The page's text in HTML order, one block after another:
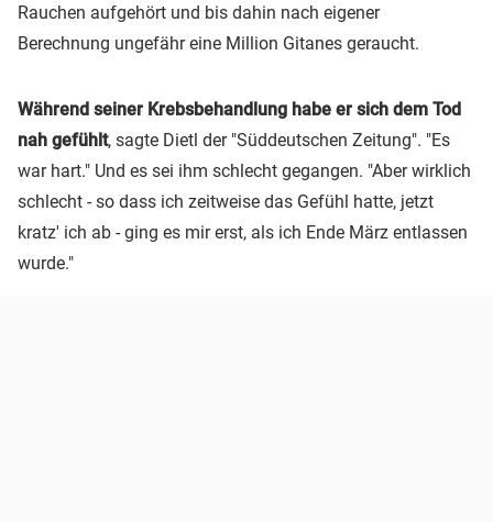
Rauchen aufgehört und bis dahin nach eigener
Berechnung ungefähr eine Million Gitanes geraucht.
Während seiner Krebsbehandlung habe er sich dem Tod
nah gefühlt, sagte Dietl der "Süddeutschen Zeitung". "Es
war hart." Und es sei ihm schlecht gegangen. "Aber wirklich
schlecht - so dass ich zeitweise das Gefühl hatte, jetzt
kratz' ich ab - ging es mir erst, als ich Ende März entlassen
wurde."